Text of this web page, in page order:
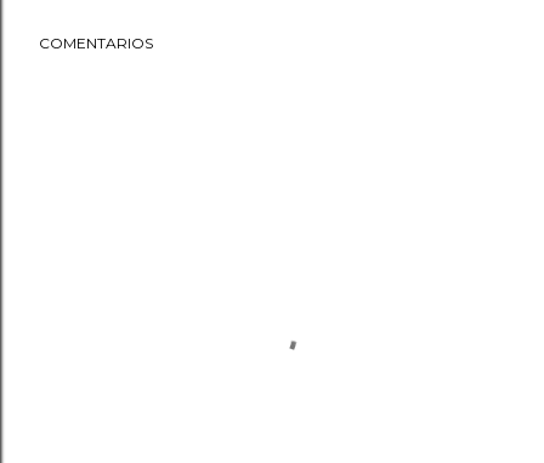
COMENTARIOS